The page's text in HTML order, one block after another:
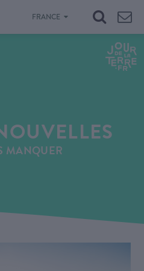
FRANCE
MANQUER